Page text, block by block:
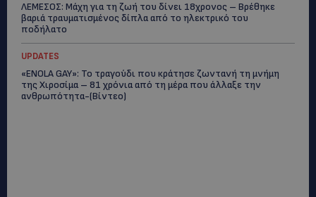
ΛΕΜΕΣΟΣ: Μάχη για τη ζωή του δίνει 18χρονος – Βρέθηκε
βαριά τραυματισμένος δίπλα από το ηλεκτρικό του
ποδήλατο
UPDATES
«ENOLA GAY»: Το τραγούδι που κράτησε ζωντανή τη μνήμη
της Χιροσίμα – 81 χρόνια από τη μέρα που άλλαξε την
ανθρωπότητα-(Bίντεο)